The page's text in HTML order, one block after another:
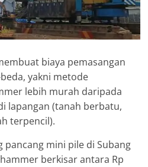
biaya pemasangan
yakni metode
lebih murah daripada
lapangan (tanah berbatu,
terpencil).
pancang mini pile di Subang
berkisar antara Rp